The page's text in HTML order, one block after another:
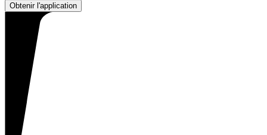
Obtenir l'application